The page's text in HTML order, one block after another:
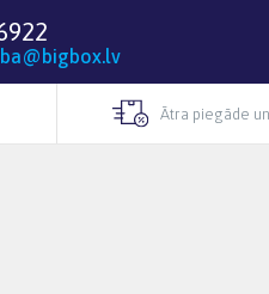
Ātra piegāde